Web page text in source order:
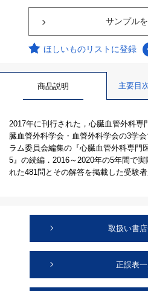
サンプル
ほしいものリストに登録
商品説明 主要目
2017年に刊行された，心臓血管外科
臓血管外科学会・血管外科学会の3学
ラム委員会編集の『心臓血管外科専門
5』の続編．2016～2020年の5年間で
れた481問とその解答を掲載した受験者
取扱い書
正誤表